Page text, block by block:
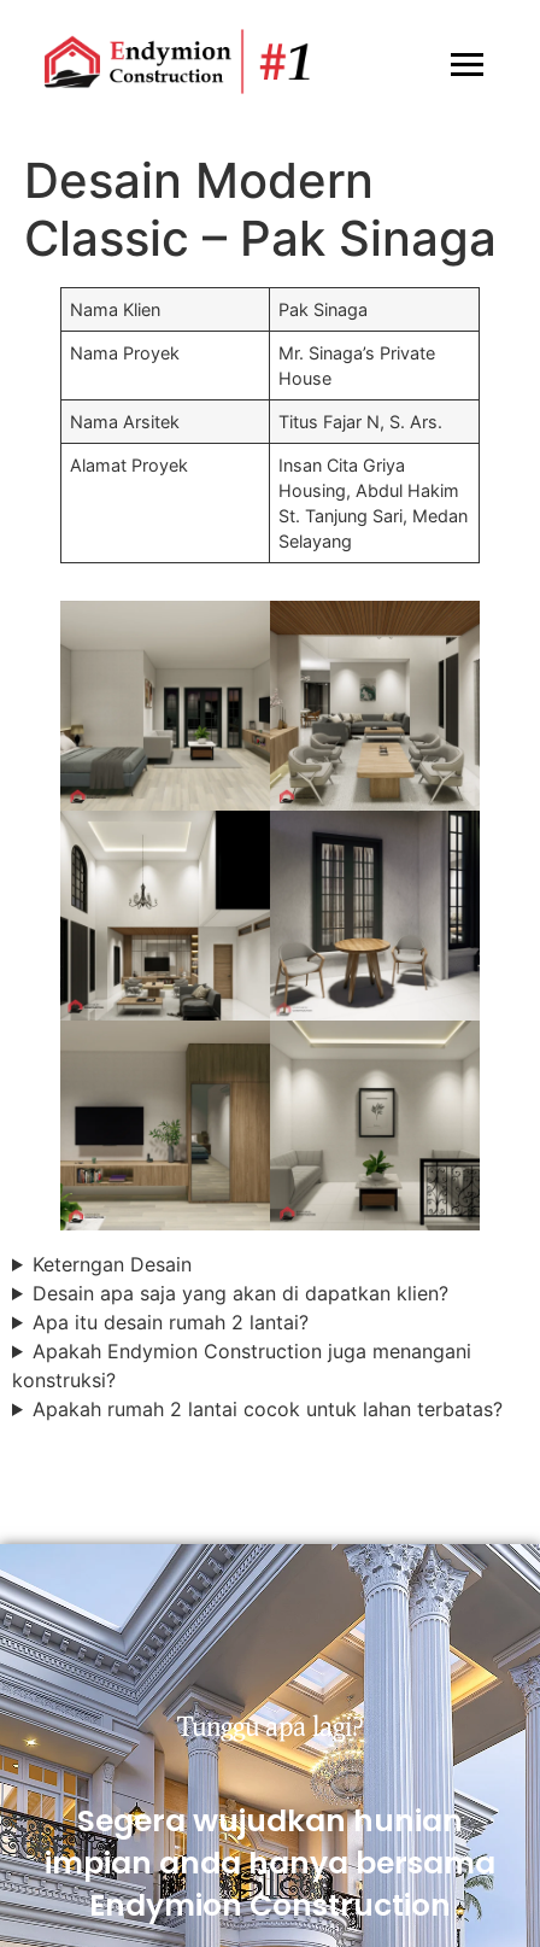
Desain Modern
Classic – Pak Sinaga
Nama Klien Pak Sinaga
Nama Proyek
Mr. Sinaga’s Private
House
Nama Arsitek Titus Fajar N, S. Ars.
Alamat Proyek
Insan Cita Griya
Housing, Abdul Hakim
St. Tanjung Sari, Medan
Selayang
Keterngan Desain
Desain apa saja yang akan di dapatkan klien?
Apa itu desain rumah 2 lantai?
Apakah Endymion Construction juga menangani
konstruksi?
Apakah rumah 2 lantai cocok untuk lahan terbatas?
Tunggu apa lagi?
Segera wujudkan hunian
impian anda hanya bersama
Endymion Construction